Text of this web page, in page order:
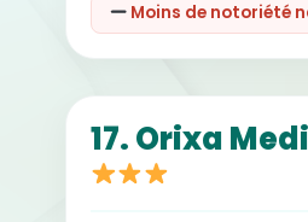
Moins de notoriété
17. Orixa